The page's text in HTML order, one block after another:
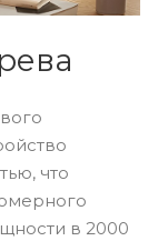
что
в 2000